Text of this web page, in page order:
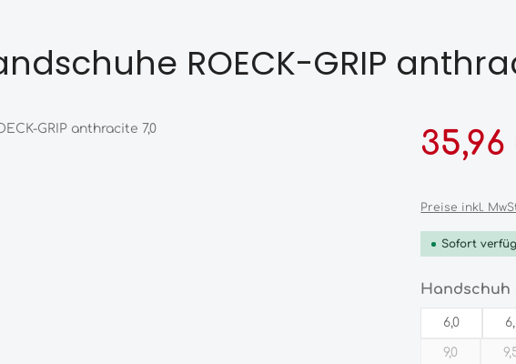
ROECK-GRIP
Verkaufspreis:
Preise inkl.
Sofort
Handschuh
6,0
9,0